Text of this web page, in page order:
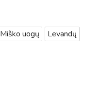
Miško uogų Levandų